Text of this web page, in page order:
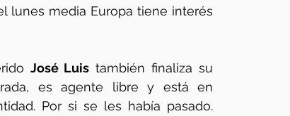
lunes media Europa tiene interés
José Luis también finaliza su
es agente libre y está en
Por si se les había pasado.